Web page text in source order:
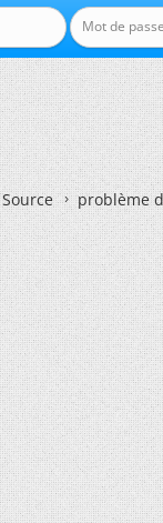
problème